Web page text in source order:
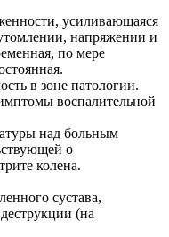
усиливающаяся
напряжении и
по мере
в зоне патологии.
воспалительной
над больным
о
колена.
сустава,
(на